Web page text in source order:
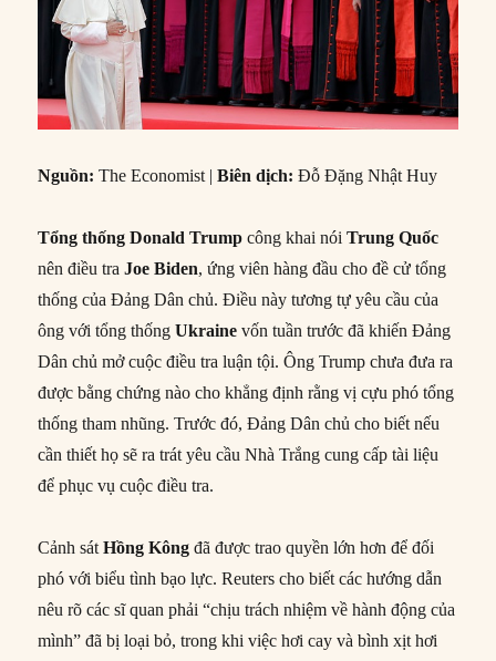
Nguồn: The Economist |Biên dịch: Đỗ Đặng Nhật Huy
Tổng thống Donald Trump công khai nóiTrung Quốc
nên điều traJoe Biden, ứng viên hàng đầu cho đề cử tổng
thống của Đảng Dân chủ. Điều này tương tự yêu cầu của
ông với tổng thốngUkraine vốn tuần trước đã khiến Đảng
Dân chủ mở cuộc điều tra luận tội. Ông Trump chưa đưa ra
được bằng chứng nào cho khẳng định rằng vị cựu phó tổng
thống tham nhũng. Trước đó, Đảng Dân chủ cho biết nếu
cần thiết họ sẽ ra trát yêu cầu Nhà Trắng cung cấp tài liệu
để phục vụ cuộc điều tra.
Cảnh sátHồng Kông đã được trao quyền lớn hơn để đối
phó với biểu tình bạo lực. Reuters cho biết các hướng dẫn
nêu rõ các sĩ quan phải “chịu trách nhiệm về hành động của
mình” đã bị loại bỏ, trong khi việc hơi cay và bình xịt hơi